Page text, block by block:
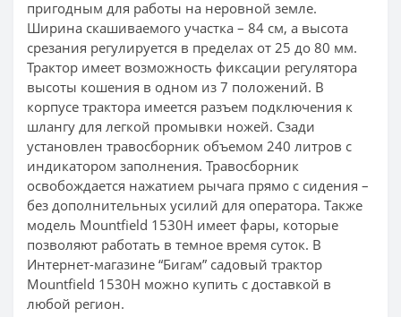
пригодным для работы на неровной земле.
Ширина скашиваемого участка – 84 см, а высота
срезания регулируется в пределах от 25 до 80 мм.
Трактор имеет возможность фиксации регулятора
высоты кошения в одном из 7 положений. В
корпусе трактора имеется разъем подключения к
шлангу для легкой промывки ножей. Сзади
установлен травосборник объемом 240 литров с
индикатором заполнения. Травосборник
освобождается нажатием рычага прямо с сидения –
без дополнительных усилий для оператора. Также
модель Mountfield 1530H имеет фары, которые
позволяют работать в темное время суток. В
Интернет-магазине “Бигам” садовый трактор
Mountfield 1530H можно купить с доставкой в
любой регион.